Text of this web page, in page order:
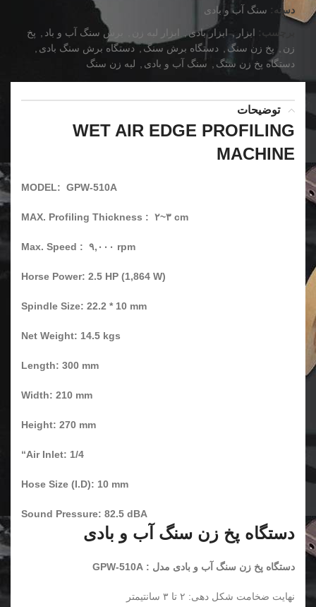
دسته: سنگ آب و بادی
برچسب: ابزار , ابزار بادی ابزار لبه زن برش سنگ آب و باد
پخ
زن
پخ زن سنگ دستگاه برش سنگ, دستگاه برش سنگ بادی
دستگاه پخ زن سنگ
سنگ آب و بادی لبه زن سنگ
توضیحات
WET AIR EDGE PROFILING
MACHINE
MODEL: GPW-510A
MAX. Profiling Thickness : ۲~۳ cm
Max. Speed : ۹,۰۰۰ rpm
Horse Power: 2.5 HP (1,864 W)
Spindle Size: 22.2 * 10 mm
Net Weight: 14.5 kgs
Length: 300 mm
Width: 210 mm
Height: 270 mm
“Air Inlet: 1/4
Hose Size (I.D): 10 mm
Sound Pressure: 82.5 dBA
دستگاه پخ زن سنگ آب و بادی
دستگاه پخ زن سنگ آب و بادی مدل : GPW-510A
نهایت ضخامت شکل دهی: ۲ تا ۳ سانتیمتر